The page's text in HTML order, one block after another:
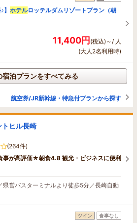
ホテルロッテルダムリゾートプラン（朝
11,400円(税込)～/ 人
(大人2名利用時)
宿泊プランをすべてみる
航空券/JR新幹線・特急付プランから探す
ヒル長崎
(264件)
事が高評価★朝食4.8 観光・ビジネスに便利
県営バスターミナルより徒歩5分／長崎自動
ツイン 食事なし